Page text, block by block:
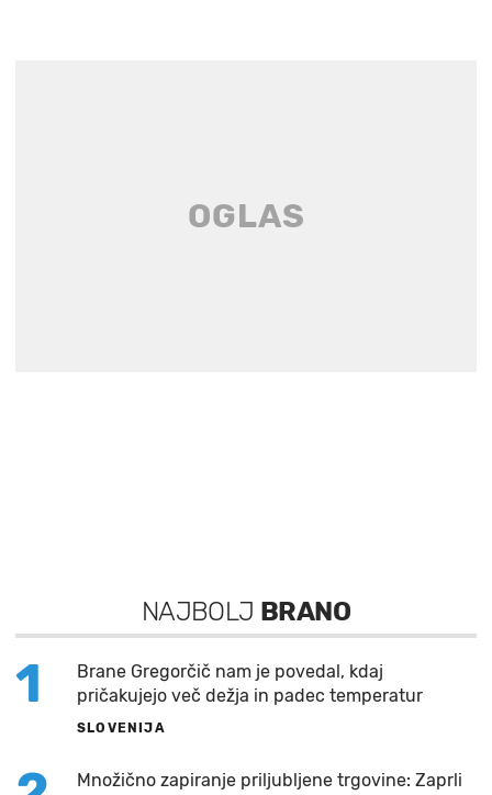
NAJBOLJ BRANO
1
Brane Gregorčič nam je povedal, kdaj
pričakujejo več dežja in padec temperatur
SLOVENIJA
Množično zapiranje priljubljene trgovine: Zaprli